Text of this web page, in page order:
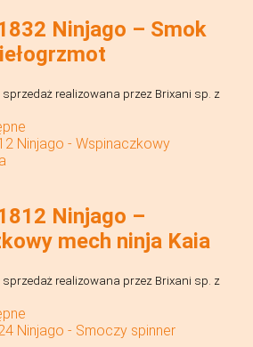
Ninjago – Smok
sprzedaż realizowana przez Brixani sp. z
Ninjago –
mech ninja Kaia
sprzedaż realizowana przez Brixani sp. z